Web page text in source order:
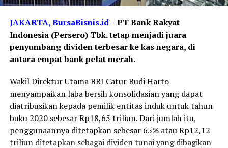
JAKARTA, BursaBisnis.id– PT Bank Rakyat
Indonesia (Persero) Tbk. tetap menjadi juara
penyumbang dividen terbesar ke kas negara, di
antara empat bank pelat merah.
Wakil Direktur Utama BRI Catur Budi Harto
menyampaikan laba bersih konsolidasian yang dapat
diatribusikan kepada pemilik entitas induk untuk tahun
buku 2020 sebesar Rp18,65 triliun. Dari jumlah itu,
penggunaannya ditetapkan sebesar 65% atau Rp12,12
triliun ditetapkan sebagai dividen tunai yang dibagikan